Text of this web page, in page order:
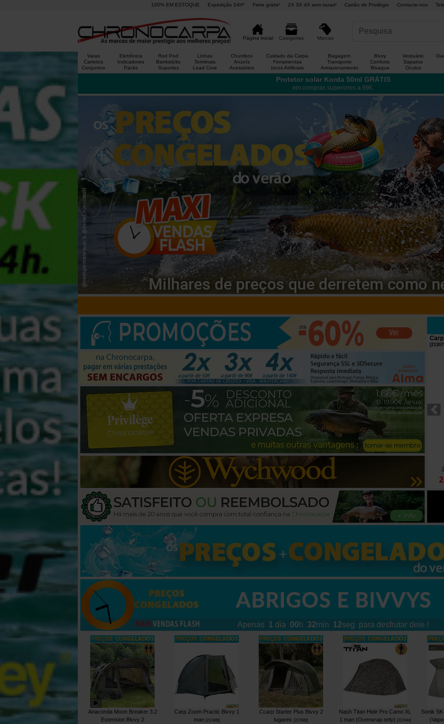
100% EM ESTOQUE Expedição 24H° Frete grátis¹ 2X 3X 4X sem taxas² Cartão de Privilégio Contacte-nos
Página inicial Categorias Marcas
Varas
Carretos
Conjuntos
Eletrônica
Indicadores
Packs
Rod Pod
Banksticks
Suportes
Linhas
Terminais
Lead Core
Chumbos
Anzoís
Acessórios
Cuidado da Carpa
Ferramentas
Iscos Artificiais
Bagagem
Transporte
Armazenamento
Bivvy
Conforto
Bivaque
Vestuário
Sapatos
Oculos
Protetor solar Korda 50ml GRÁTIS
em compras superiores a 99€.
Biwy Ccarp Home Carper 2 lugares (Biwy +
Sobreteto)
498,00€
349,00
[
Apenas 1 dia 00 h 32min 08seg para desfrutar dele !
Anaconda Moon Breaker 3.2
Extension Bivvy 2
Carp Zoom Practic Bivvy 1
man [217409]
Ccarp Starter Plus Bivvy 2
lugares
217089]
Nash Titan Hide Pro Camo XL
1 man (Overwrap only)
[217444]
Sonik